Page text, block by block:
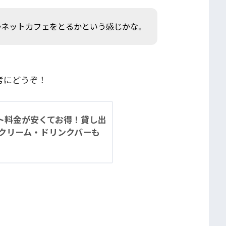
ットカフェをとるかという感じかな。
どうぞ！
金が安くてお得！貸し出
リーム・ドリンクバーも